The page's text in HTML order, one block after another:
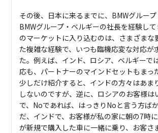
その後、日本に来るまでに、BMWグルー
BMWグループ・ベルギーの社長を経験し
のマーケットに入り込むのは、さまざまな
た複雑な経験で、いつも臨機応変な対応が
た。例えば、インド、ロシア、ベルギーで
応も、パートナーのマインドセットもまっ
少しだけ紹介すると、インドの方々はあま
しないのですが、逆に、ロシアのお客様は
で、Noであれば、はっきりNoと言う方ば
だ、インドで、お客様が私の家に朝の7時
が新規で購入した車に一緒に乗り、お客さ